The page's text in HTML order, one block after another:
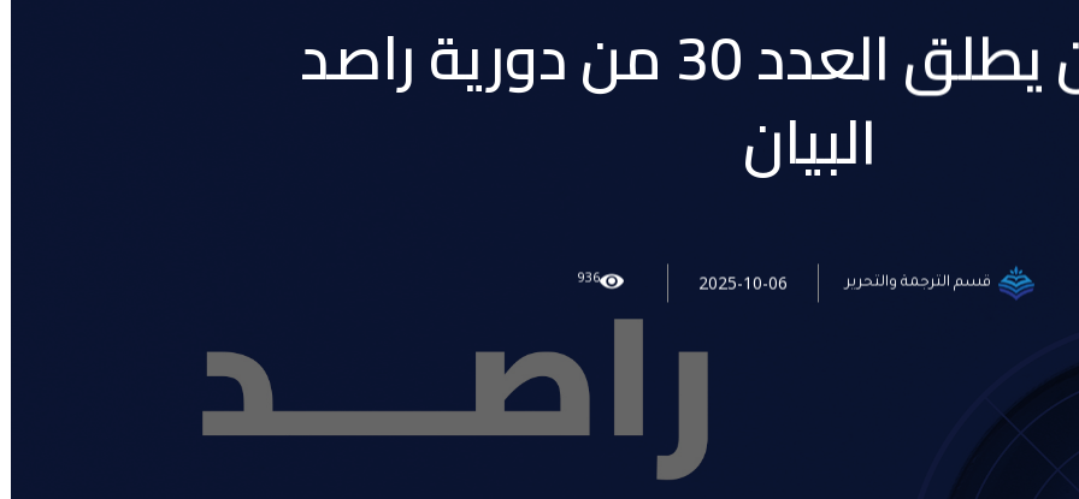
مركز البيان يطلق العدد 30 من دورية راصد
البيان
قسم الترجمة والتحرير 2025-10-06
936